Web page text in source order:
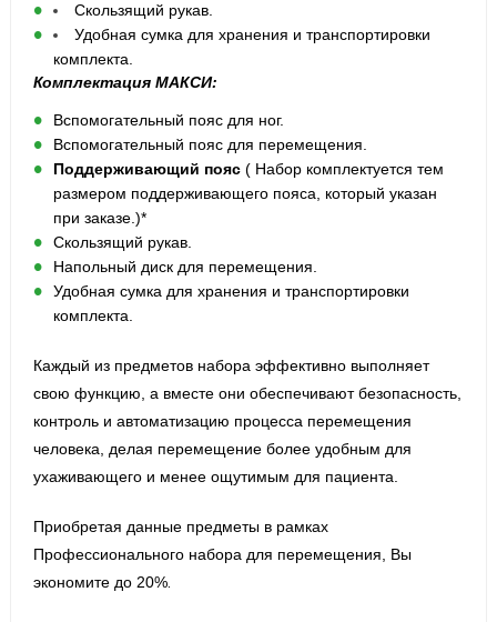
Скользящий рукав.
Удобная сумка для хранения и транспортировки
комплекта.
Комплектация МАКСИ:
Вспомогательный пояс для ног.
Вспомогательный пояс для перемещения.
Поддерживающий пояс( Набор комплектуется тем
размером поддерживающего пояса, который указан
при заказе.)*
Скользящий рукав.
Напольный диск для перемещения.
Удобная сумка для хранения и транспортировки
комплекта.
Каждый из предметов набора эффективно выполняет
свою функцию, а вместе они обеспечивают безопасность,
контроль и автоматизацию процесса перемещения
человека, делая перемещение более удобным для
ухаживающего и менее ощутимым для пациента.
Приобретая данные предметы в рамках
Профессионального набора для перемещения, Вы
экономите до 20%.